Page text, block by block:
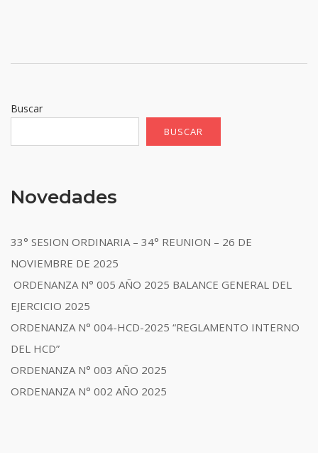
Buscar
BUSCAR
Novedades
33° SESION ORDINARIA – 34° REUNION – 26 DE
NOVIEMBRE DE 2025
ORDENANZA N° 005 AÑO 2025 BALANCE GENERAL DEL
EJERCICIO 2025
ORDENANZA N° 004-HCD-2025 “REGLAMENTO INTERNO
DEL HCD”
ORDENANZA N° 003 AÑO 2025
ORDENANZA N° 002 AÑO 2025